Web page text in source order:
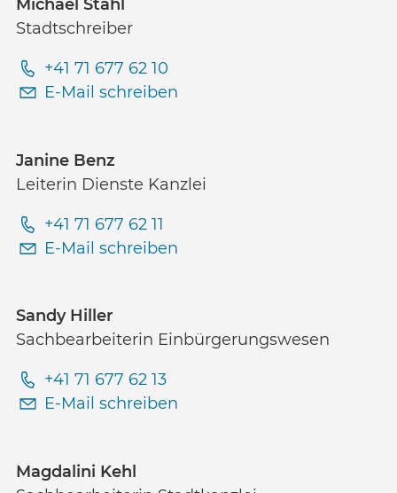
Michael Stahl
Stadtschreiber
+41 71 677 62 10
E-Mail schreiben
Janine Benz
Leiterin Dienste Kanzlei
+41 71 677 62 11
E-Mail schreiben
Sandy Hiller
Sachbearbeiterin Einbürgerungswesen
+41 71 677 62 13
E-Mail schreiben
Magdalini Kehl